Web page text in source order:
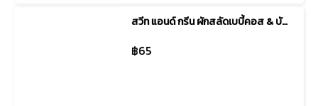
สวีท แอนด์ กรีน ผักสลัดเบบี้คอส & บัตเตอร์เฮด
฿65